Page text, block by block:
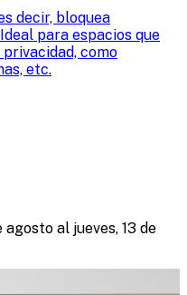
decir, bloquea
para espacios que
como
etc.
agosto al jueves, 13 de